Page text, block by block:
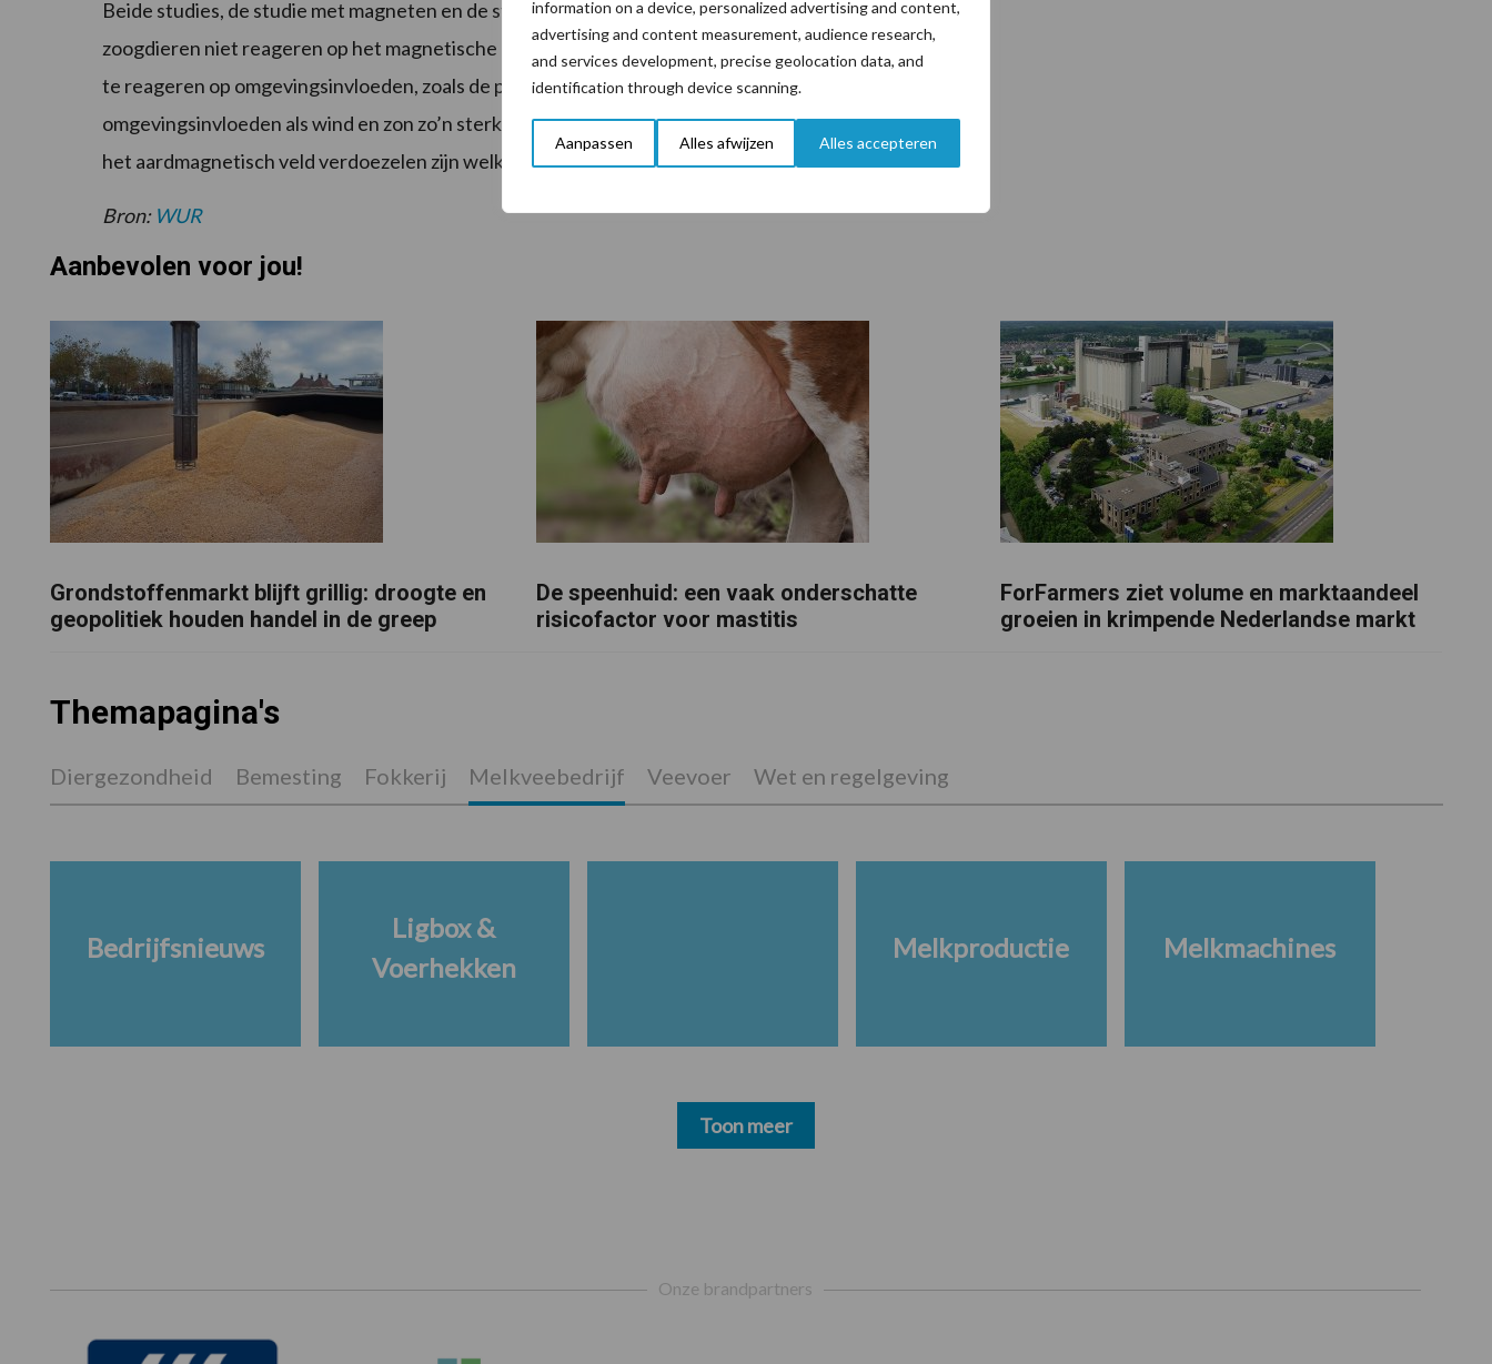
information on a device, personalized advertising and content,
advertising and content measurement, audience research,
and services development, precise geolocation data, and
identification through device scanning.
Aanpassen Alles afwijzen Alles accepteren
Beide studies, de studie met magneten en de studie met ruim 600 koeien, laten zien dat deze grote
zoogdieren niet reageren op het magnetische noorden. In plaats daarvan hebben ze de neiging om
te reageren op omgevingsinvloeden, zoals de positie van de zon. Critici die beweren dat
omgevingsinvloeden als wind en zon zo’n sterke invloed op dieren uitoefenen dat ze het effect van
het aardmagnetisch veld verdoezelen zijn welkom om dit experiment te herhalen. 's Nachts.
Bron: WUR
Aanbevolen voor jou!
Grondstoffenmarkt blijft grillig: droogte en
geopolitiek houden handel in de greep
De speenhuid: een vaak onderschatte
risicofactor voor mastitis
ForFarmers ziet volume en marktaandeel
groeien in krimpende Nederlandse markt
Themapagina's
Diergezondheid Bemesting Fokkerij Melkveebedrijf Veevoer Wet en regelgeving
Bedrijfsnieuws
Ligbox &
Voerhekken
Melkproductie Melkmachines
Toon meer
Onze brandpartners